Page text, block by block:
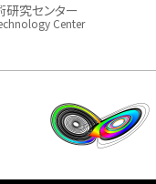
研究センター
Center